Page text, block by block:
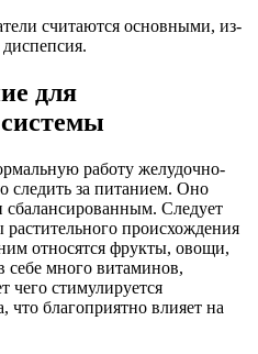
считаются основными, из-
для
работу желудочно-
следить за питанием. Оно
Следует
происхождения
относятся фрукты, овощи,
себе много витаминов,
чего стимулируется
что благоприятно влияет на